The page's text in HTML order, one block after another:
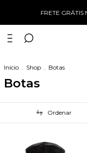
Início . Shop . Botas
Botas
Ordenar